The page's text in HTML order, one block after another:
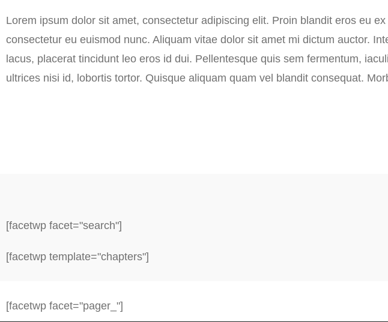
Lorem ipsum dolor sit amet, consectetur adipiscing elit. Proin blandit eros eu
consectetur eu euismod nunc. Aliquam vitae dolor sit amet mi dictum auctor.
lacus, placerat tincidunt leo eros id dui. Pellentesque quis sem fermentum,
ultrices nisi id, lobortis tortor. Quisque aliquam quam vel blandit consequat.
[facetwp facet="search"]
[facetwp template="chapters"]
[facetwp facet="pager_"]